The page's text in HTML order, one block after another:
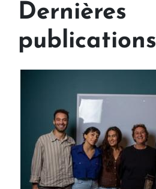
Dernières
publications